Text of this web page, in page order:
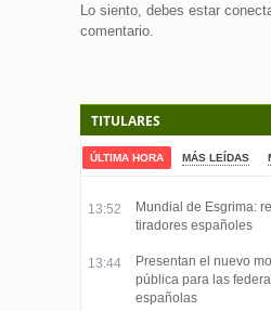
Lo siento, debes estar
comentario.
TITULARES
ÚLTIMA HORA MÁS LEÍDAS
13:52
Mundial de Esgrima:
tiradores españoles
13:44
Presentan el nuevo
pública para las
españolas